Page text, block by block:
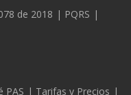
de 2018
PQRS
PAS
Tarifas y Precios